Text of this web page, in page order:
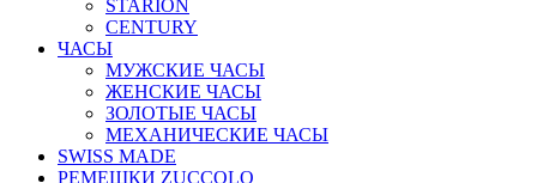
STARION
CENTURY
ЧАСЫ
МУЖСКИЕ ЧАСЫ
ЖЕНСКИЕ ЧАСЫ
ЗОЛОТЫЕ ЧАСЫ
МЕХАНИЧЕСКИЕ ЧАСЫ
SWISS MADE
РЕМЕШКИ ZUCCOLO